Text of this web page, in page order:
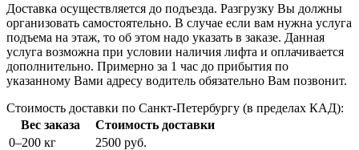
Доставка осуществляется до подъезда. Разгрузку Вы должны
организовать самостоятельно. В случае если вам нужна услуга
подъема на этаж, то об этом надо указать в заказе. Данная
услуга возможна при условии наличия лифта и оплачивается
дополнительно. Примерно за 1 час до прибытия по
указанному Вами адресу водитель обязательно Вам позвонит.
Стоимость доставки по Санкт-Петербургу (в пределах КАД):
Вес заказа
Стоимость доставки
0–200 кг
2500 руб.